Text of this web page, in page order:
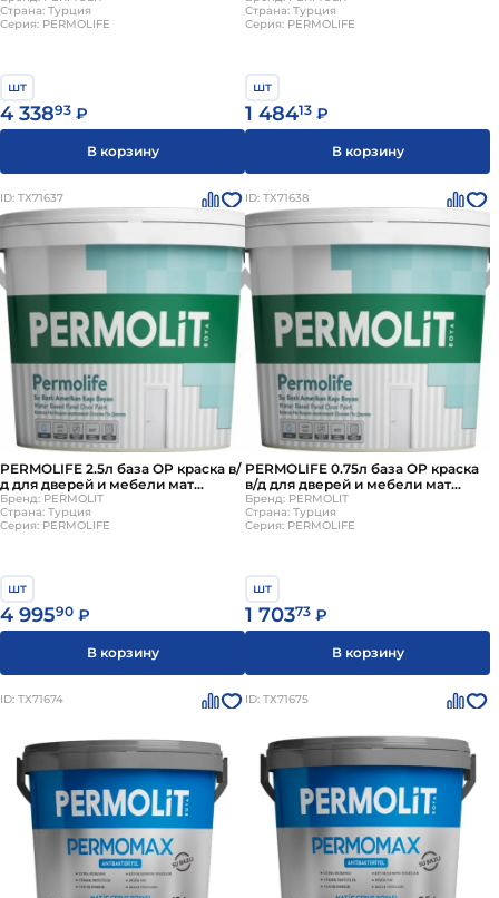
Страна: Турция
Серия: PERMOLIFE
шт
4 33893 ₽
В корзину
Страна: Турция
Серия: PERMOLIFE
шт
1 48413 ₽
В корзину
ID: ТХ71637
PERMOLIFE 2.5л база OP краска в/
д для дверей и мебели мат
PERMOLIT
Бренд: PERMOLIT
Страна: Турция
Серия: PERMOLIFE
шт
4 99590 ₽
В корзину
ID: ТХ71638
PERMOLIFE 0.75л база OP краска
в/д для дверей и мебели мат
PERMOLIT
Бренд: PERMOLIT
Страна: Турция
Серия: PERMOLIFE
шт
1 70373 ₽
В корзину
ID: ТХ71674 ID: ТХ71675